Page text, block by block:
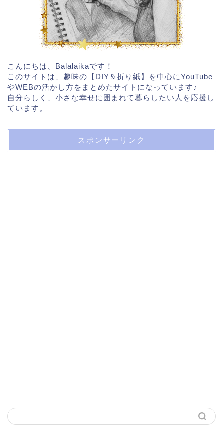
こんにちは、Balalaikaです！
このサイトは、趣味の【DIY＆折り紙】を中心にYouTube
やWEBの活かし方をまとめたサイトになっています♪
自分らしく、小さな幸せに囲まれて暮らしたい人を応援し
ています。
スポンサーリンク